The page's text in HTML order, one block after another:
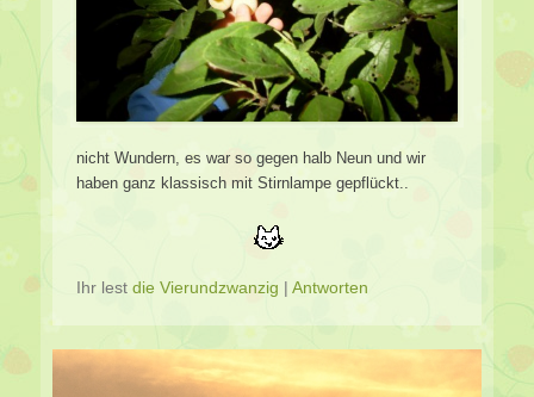
nicht Wundern, es war so gegen halb Neun und wir
haben ganz klassisch mit Stirnlampe gepflückt..
Ihr lest die Vierundzwanzig | Antworten